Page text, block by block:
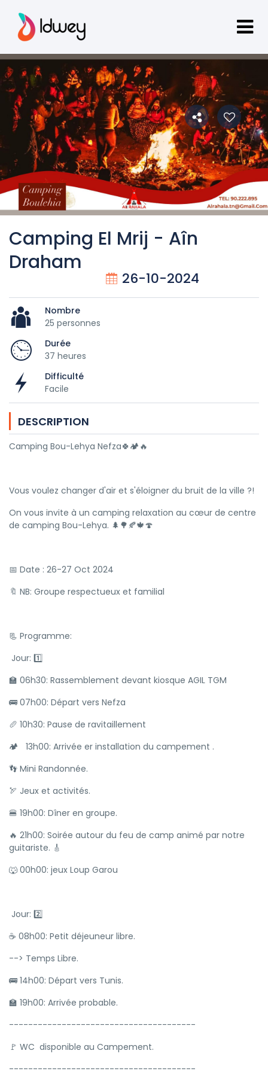
Camping El Mrij - Aîn
Draham
26-10-2024
Nombre
25 personnes
Durée
37 heures
Difficulté
Facile
DESCRIPTION
Camping Bou-Lehya Nefza🍀🏕🔥
Vous voulez changer d'air et s'éloigner du bruit de la ville ?!
On vous invite à un camping relaxation au cœur de centre
de camping Bou-Lehya. 🌲🌳🍂🍁🍄
📅 Date : 26-27 Oct 2024
🔖 NB: Groupe respectueux et familial
📃 Programme:
Jour: 1️⃣
🏫 06h30: Rassemblement devant kiosque AGIL TGM
🚌 07h00: Départ vers Nefza
🥖 10h30: Pause de ravitaillement
🏕 13h00: Arrivée er installation du campement .
👣 Mini Randonnée.
🏹 Jeux et activités.
🍔 19h00: Dîner en groupe.
🔥 21h00: Soirée autour du feu de camp animé par notre
guitariste. 🎸
🐺 00h00: jeux Loup Garou
Jour: 2️⃣
☕ 08h00: Petit déjeuneur libre.
--> Temps Libre.
🚌 14h00: Départ vers Tunis.
🏫 19h00: Arrivée probable.
---------------------------------------
🚩 WC disponible au Campement.
---------------------------------------